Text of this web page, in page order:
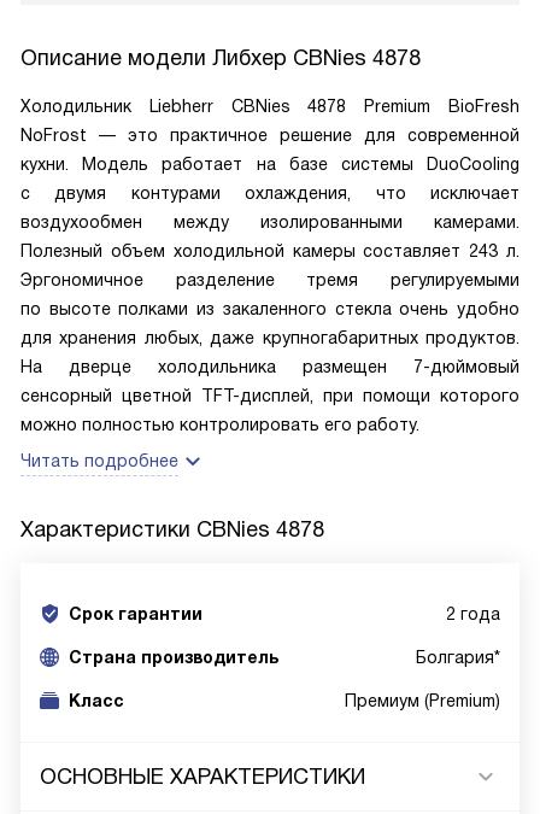
Описание модели Либхер CBNies 4878
Холодильник Liebherr CBNies 4878 Premium BioFresh
NoFrost — это практичное решение для современной
кухни. Модель работает на базе системы DuoCooling
с двумя контурами охлаждения, что исключает
воздухообмен между изолированными камерами.
Полезный объем холодильной камеры составляет 243 л.
Эргономичное разделение тремя регулируемыми
по высоте полками из закаленного стекла очень удобно
для хранения любых, даже крупногабаритных продуктов.
На дверце холодильника размещен 7-дюймовый
сенсорный цветной TFT-дисплей, при помощи которого
можно полностью контролировать его работу.
Читать подробнее
Характеристики CBNies 4878
Срок гарантии 2 года
Cтрана производитель Болгария*
Класс Премиум (Premium)
ОСНОВНЫЕ ХАРАКТЕРИСТИКИ